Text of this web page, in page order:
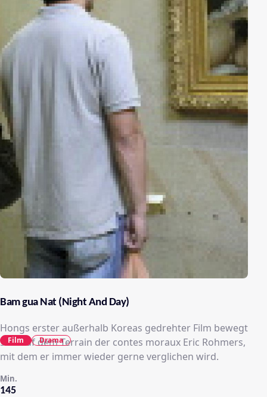
Bam gua Nat (Night And Day)
Hongs erster außerhalb Koreas gedrehter Film bewegt
sich auf dem Terrain der contes moraux Eric Rohmers,
mit dem er immer wieder gerne verglichen wird.
145
Min.
Film Drama